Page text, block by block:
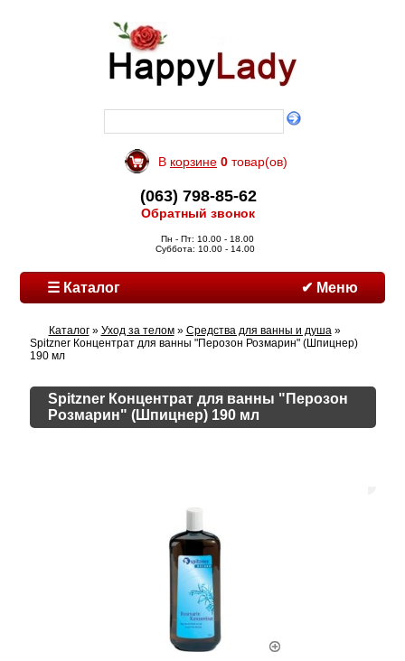
В корзине 0 товар(ов)
(063) 798-85-62
Обратный звонок
Пн - Пт: 10.00 - 18.00
Суббота: 10.00 - 14.00
☰ Каталог ✔ Меню
Каталог» Уход за телом» Средства для ванны и душа»
Spitzner Концентрат для ванны "Перозон Розмарин" (Шпицнер)
190 мл
Spitzner Концентрат для ванны "Перозон
Розмарин" (Шпицнер) 190 мл